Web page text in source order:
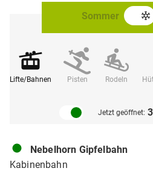
Sommer
Lifte/Bahnen Pisten Rodeln
Jetzt geöffnet: 3
Nebelhorn Gipfelbahn
Kabinenbahn